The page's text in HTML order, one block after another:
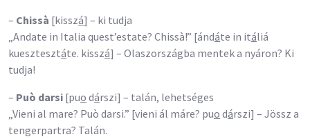
– Chissà [kisszá] – ki tudja
„Andate in Italia quest’estate? Chissà!” [ándáte in itáliá
kuesztesztáte. kisszá] – Olaszországba mentek a nyáron? Ki
tudja!
– Può darsi [puo dárszi] – talán, lehetséges
„Vieni al mare? Può darsi.” [vieni ál máre? puo dárszi] – Jössz a
tengerpartra? Talán.